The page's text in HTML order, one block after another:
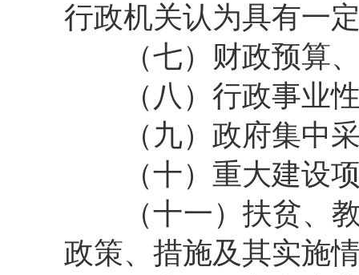
行政机关认为具有一
（七）财政预算、
（八）行政事业性
（九）政府集中采
（十）重大建设项
（十一）扶贫、教
政策、措施及其实施